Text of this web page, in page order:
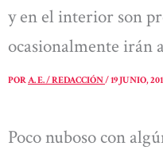
y en el interior son
ocasionalmente irán
PORA. E. / REDACCIÓN/19 JUNIO,
Poco nuboso con